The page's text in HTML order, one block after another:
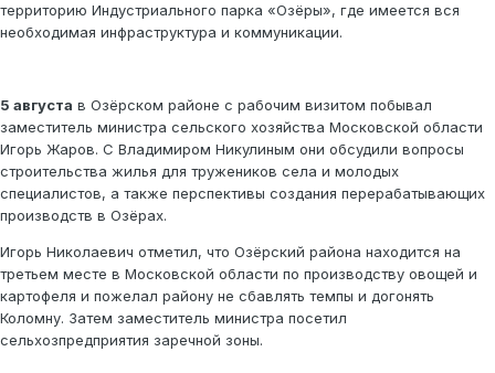
территорию Индустриального парка «Озёры», где имеется вся
необходимая инфраструктура и коммуникации.
5 августа в Озёрском районе с рабочим визитом побывал
заместитель министра сельского хозяйства Московской области
Игорь Жаров. С Владимиром Никулиным они обсудили вопросы
строительства жилья для тружеников села и молодых
специалистов, а также перспективы создания перерабатывающих
производств в Озёрах.
Игорь Николаевич отметил, что Озёрский района находится на
третьем месте в Московской области по производству овощей и
картофеля и пожелал району не сбавлять темпы и догонять
Коломну. Затем заместитель министра посетил
сельхозпредприятия заречной зоны.